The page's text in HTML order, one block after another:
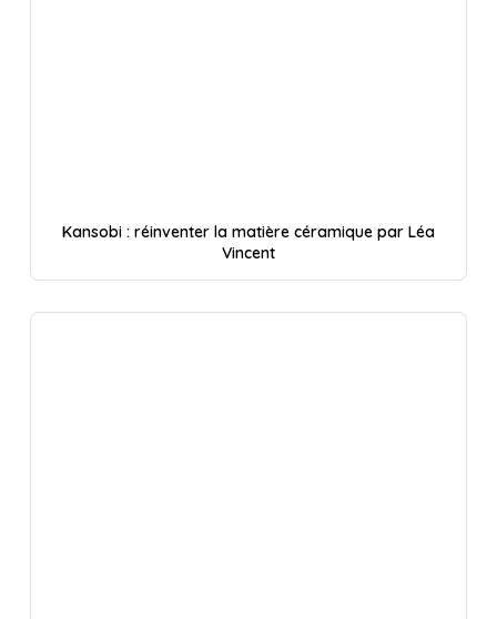
Kansobi : réinventer la matière céramique par Léa
Vincent